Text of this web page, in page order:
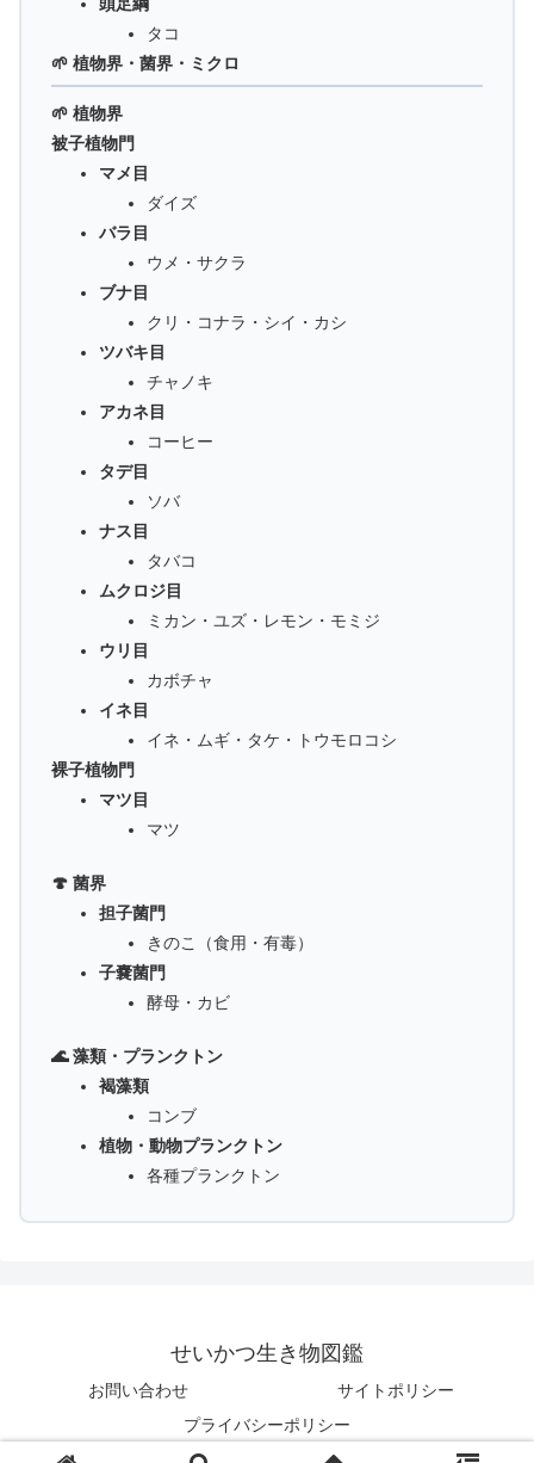
タコ
🌱 植物界・菌界・ミクロ
🌱 植物界
被子植物門
マメ目
ダイズ
バラ目
ウメ・サクラ
ブナ目
クリ・コナラ・シイ・カシ
ツバキ目
チャノキ
アカネ目
コーヒー
タデ目
ソバ
ナス目
タバコ
ムクロジ目
ミカン・ユズ・レモン・モミジ
ウリ目
カボチャ
イネ目
イネ・ムギ・タケ・トウモロコシ
裸子植物門
マツ目
マツ
🍄 菌界
担子菌門
きのこ（食用・有毒）
子嚢菌門
酵母・カビ
🌊 藻類・プランクトン
褐藻類
コンブ
植物・動物プランクトン
各種プランクトン
せいかつ生き物図鑑
お問い合わせ
サイトポリシー
プライバシーポリシー